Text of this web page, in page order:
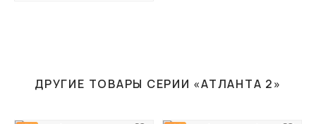
ДРУГИЕ ТОВАРЫ СЕРИИ «АТЛАНТА 2»